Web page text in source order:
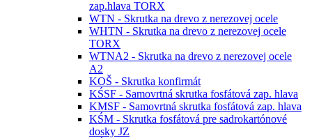
zap.hlava TORX
WTN - Skrutka na drevo z nerezovej ocele
WHTN - Skrutka na drevo z nerezovej ocele
TORX
WTNA2 - Skrutka na drevo z nerezovej ocele
A2
KOŠ - Skrutka konfirmát
KŚSF - Samovrtná skrutka fosfátová zap. hlava
KMSF - Samovrtná skrutka fosfátová zap. hlava
KŚM - Skrutka fosfátová pre sadrokartónové
dosky JZ